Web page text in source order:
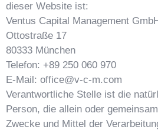
dieser Website ist:
Ventus Capital Management
Ottostraße 17
80333 München
Telefon: +89 250 060 970
E-Mail: office@v-c-m.com
Verantwortliche Stelle ist die
Person, die allein oder
Zwecke und Mittel der